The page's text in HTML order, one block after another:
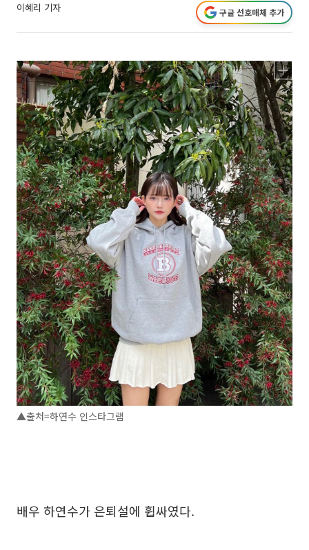
이혜리 기자 구글 선호매체 추가
▲출처=하연수 인스타그램
배우 하연수가 은퇴설에 휩싸였다.